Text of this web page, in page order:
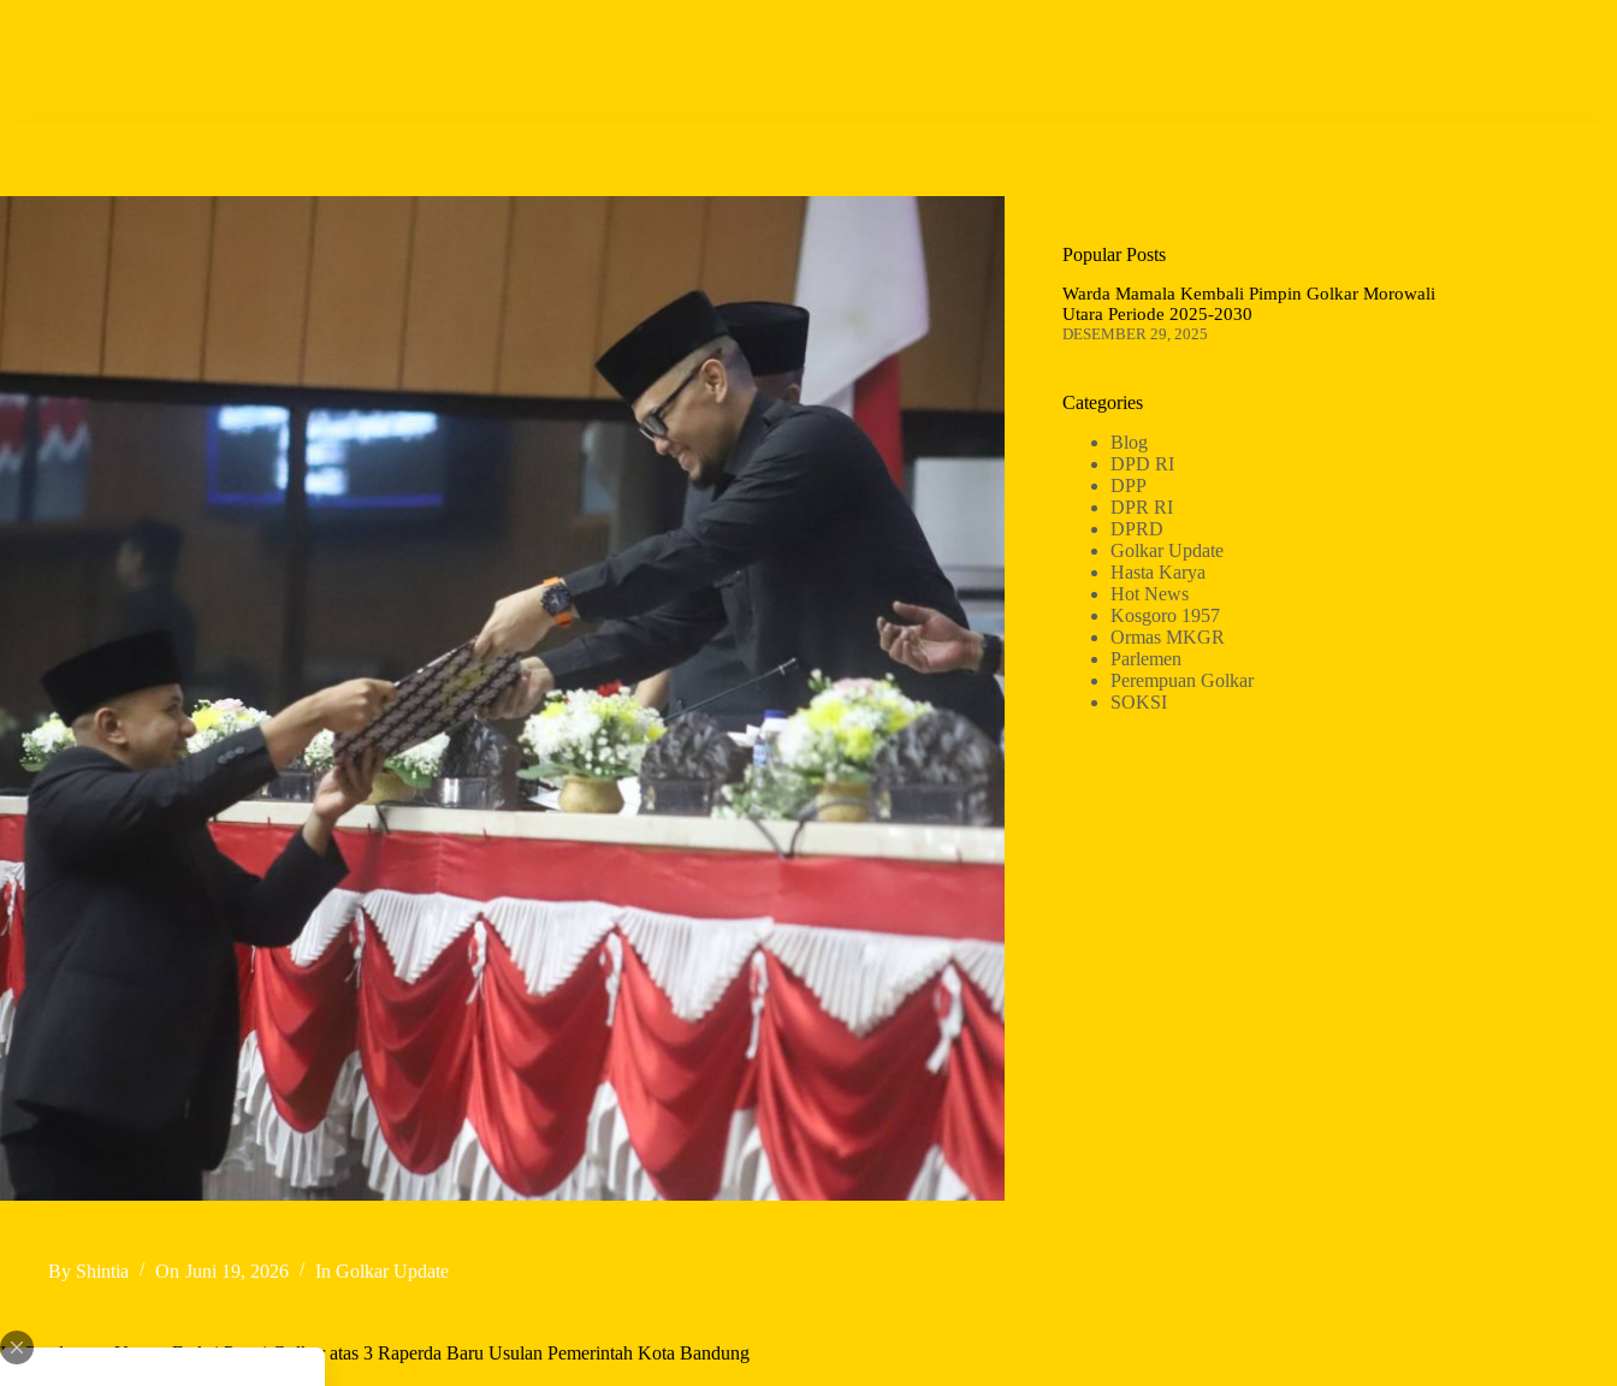
By Shintia On Juni 19, 2026 In Golkar Update
Ini Pandangan Umum Fraksi Partai Golkar atas 3 Raperda Baru Usulan Pemerintah Kota Bandung
Popular Posts
Warda Mamala Kembali Pimpin Golkar Morowali
Utara Periode 2025-2030
DESEMBER 29, 2025
Categories
Blog
DPD RI
DPP
DPR RI
DPRD
Golkar Update
Hasta Karya
Hot News
Kosgoro 1957
Ormas MKGR
Parlemen
Perempuan Golkar
SOKSI